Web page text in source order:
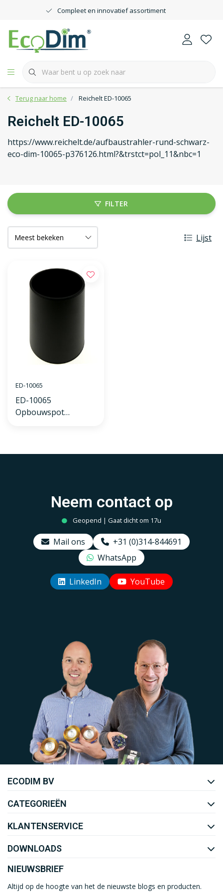
Compleet en innovatief assortiment
Terug naar home Reichelt ED-10065
Reichelt ED-10065
https://www.reichelt.de/aufbaustrahler-rund-schwarz-
eco-dim-10065-p376126.html?&trstct=pol_11&nbc=1
FILTER
Lijst
ED-10065
ED-10065
Opbouwspot
Neem contact op
Geopend | Gaat dicht om 17u
Mail ons
+31 (0)314-844691
WhatsApp
LinkedIn YouTube
Uw EcoDim team
ECODIM BV
CATEGORIEËN
KLANTENSERVICE
DOWNLOADS
NIEUWSBRIEF
Altijd op de hoogte van het de nieuwste blogs en producten.